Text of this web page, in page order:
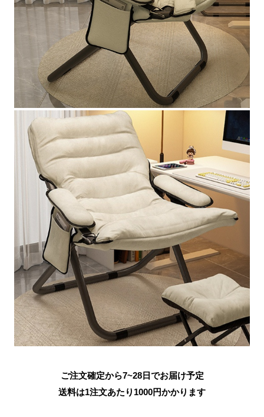
ご注文確定から7~28日でお届け予定
送料は1注文あたり 1000円かかります